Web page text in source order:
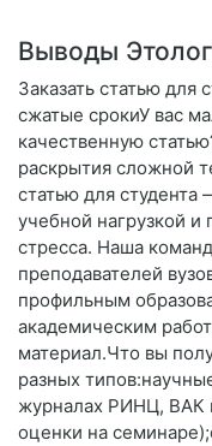
Выводы
Заказать статью для
сжатые срокиУ вас
качественную
раскрытия сложной
статью для студента
учебной нагрузкой
стресса. Наша
преподавателей
профильным
академическим
материал.Что вы
разных
журналах РИНЦ, ВАК
оценки на